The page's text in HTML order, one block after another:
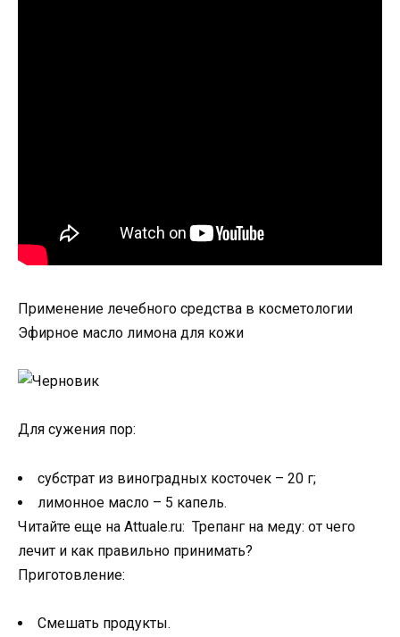
Применение лечебного средства в косметологии
Эфирное масло лимона для кожи
Для сужения пор:
субстрат из виноградных косточек – 20 г;
лимонное масло – 5 капель.
Читайте еще на Attuale.ru: Трепанг на меду: от чего
лечит и как правильно принимать?
Приготовление:
Смешать продукты.